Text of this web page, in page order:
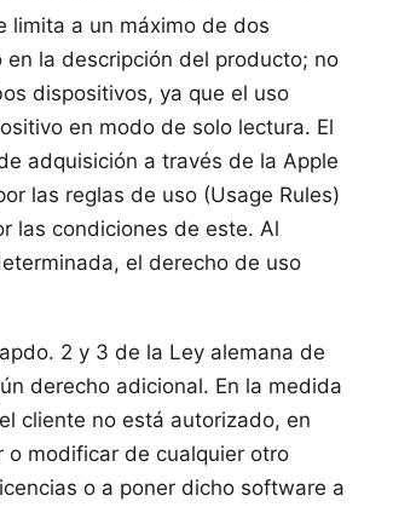
limita a un máximo de dos
la descripción del producto; no
dispositivos, ya que el uso
en modo de solo lectura. El
adquisición a través de la Apple
las reglas de uso (Usage Rules)
las condiciones de este. Al
el derecho de uso
2 y 3 de la Ley alemana de
derecho adicional. En la medida
cliente no está autorizado, en
o modificar de cualquier otro
o a poner dicho software a